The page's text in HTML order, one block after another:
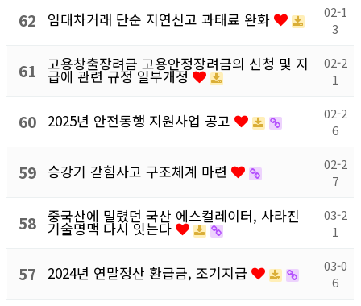
62 임대차거래 단순 지연신고 과태료 완화
02-1
3
61 고용창출장려금 고용안정장려금의 신청 및 지
급에 관련 규정 일부개정
02-2
1
60 2025년 안전동행 지원사업 공고
02-2
6
59 승강기 갇힘사고 구조체계 마련
02-2
7
58 중국산에 밀렸던 국산 에스컬레이터, 사라진
기술명맥 다시 잇는다
03-2
1
57 2024년 연말정산 환급금, 조기지급
03-0
6